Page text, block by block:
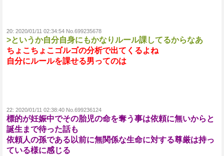
20: 2020/01/11 02:34:54 No.699235678
>というか自分自身にもかなりルール課してるからなあ
ちょこちょこゴルゴの分析で出てくるよね
自分にルールを課せる男ってのは
22: 2020/01/11 02:38:40 No.699236124
標的が妊娠中でその胎児の命を奪う事は依頼に無いからと
誕生まで待った話も
依頼人の孫である以前に無関係な生命に対する尊厳は持っ
ている様に感じる